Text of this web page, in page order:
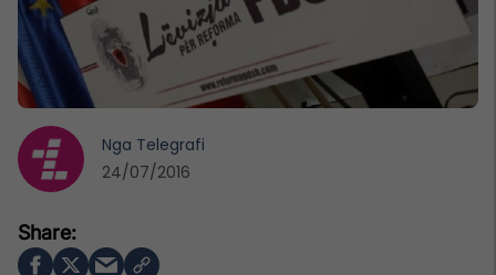
Nga Telegrafi
24/07/2016